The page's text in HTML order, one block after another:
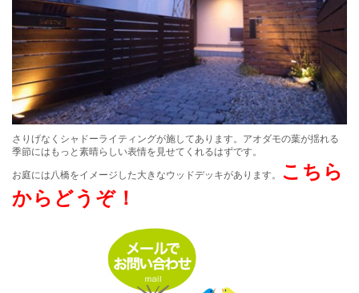
さりげなくシャドーライティングが施してあります。アオダモの葉が揺れる
季節にはもっと素晴らしい表情を見せてくれるはずです。
お庭には八橋をイメージした大きなウッドデッキがあります。
こちら
からどうぞ！